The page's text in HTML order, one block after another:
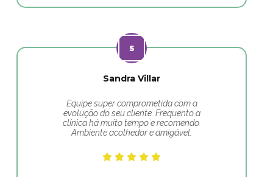
Sandra Villar
Equipe super comprometida com a
evolução do seu cliente. Frequento a
clínica há muito tempo e recomendo.
Ambiente acolhedor e amigável.